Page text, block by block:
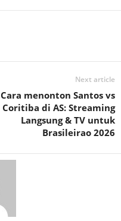
Next article
Cara menonton Santos vs
Coritiba di AS: Streaming
Langsung & TV untuk
Brasileirao 2026